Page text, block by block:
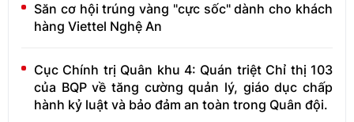
Săn cơ hội trúng vàng "cực sốc" dành cho khách
hàng Viettel Nghệ An
Cục Chính trị Quân khu 4: Quán triệt Chỉ thị 103
của BQP về tăng cường quản lý, giáo dục chấp
hành kỷ luật và bảo đảm an toàn trong Quân đội.